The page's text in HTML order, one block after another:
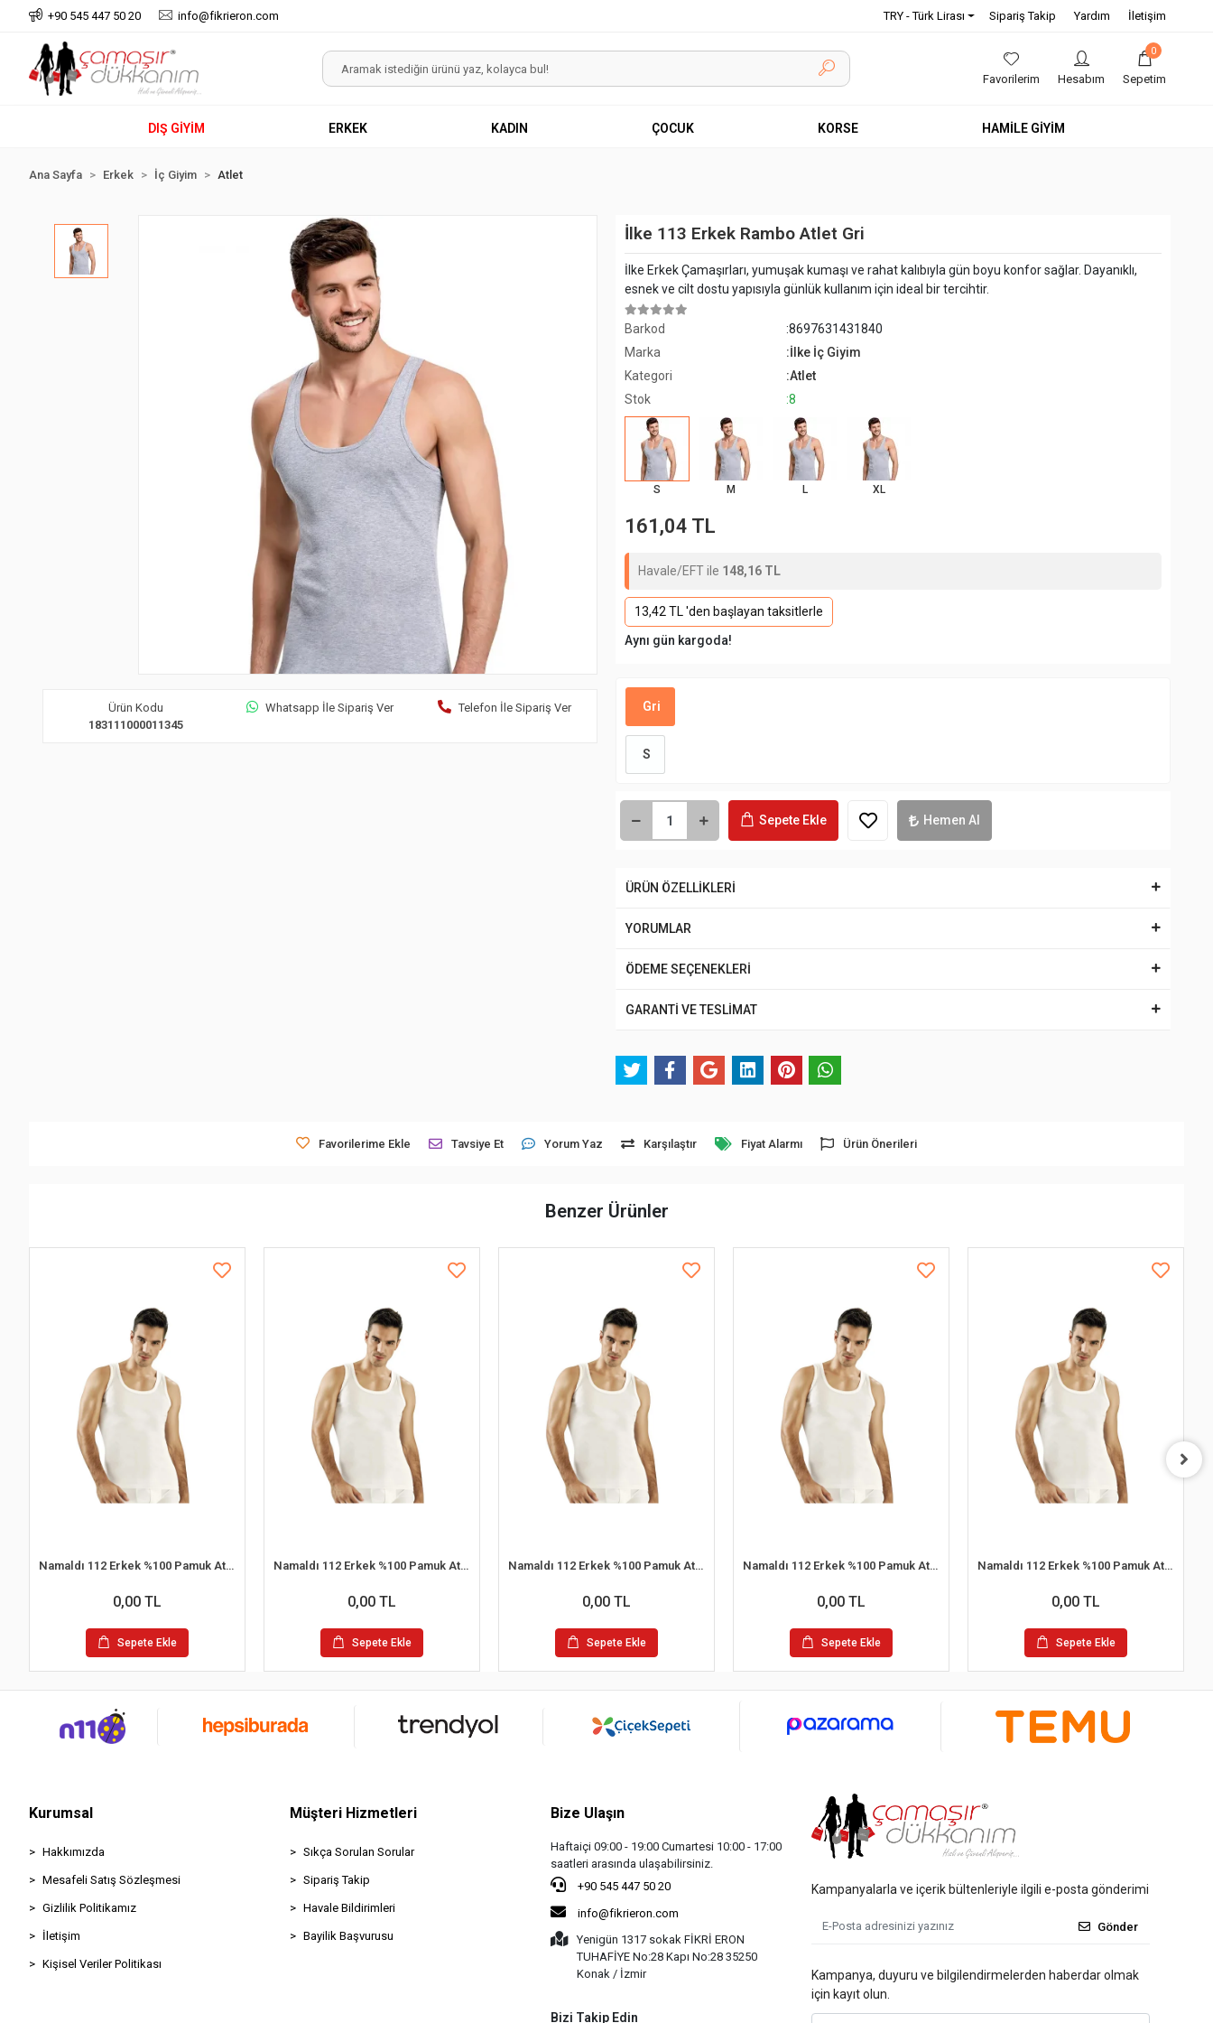
+90 545 447 50 20 info@fikrieron.com TRY - Türk Lirası Sipariş Takip Yardım İletişim
Favorilerim Hesabım
0
Sepetim
DIŞ GİYİM ERKEK KADIN ÇOCUK KORSE HAMİLE GİYİM
Ana Sayfa Erkek İç Giyim Atlet
Ürün Kodu
183111000011345
Whatsapp İle Sipariş Ver Telefon İle Sipariş Ver
İlke 113 Erkek Rambo Atlet Gri
İlke Erkek Çamaşırları, yumuşak kumaşı ve rahat kalıbıyla gün boyu konfor sağlar. Dayanıklı,
esnek ve cilt dostu yapısıyla günlük kullanım için ideal bir tercihtir.
Barkod
:8697631431840
Marka
:İlke İç Giyim
Kategori
:Atlet
Stok
:8
S M L XL
161,04 TL
Havale/EFT ile 148,16 TL
13,42 TL 'den başlayan taksitlerle
Aynı gün kargoda!
Gri
S
Sepete Ekle Hemen Al
ÜRÜN ÖZELLİKLERİ
YORUMLAR
ÖDEME SEÇENEKLERİ
GARANTİ VE TESLİMAT
Favorilerime Ekle Tavsiye Et Yorum Yaz Karşılaştır Fiyat Alarmı Ürün Önerileri
Benzer Ürünler
Namaldı 112 Erkek %100 Pamuk Atlet L 6'lı Paket
0,00 TL
Sepete Ekle
Namaldı 112 Erkek %100 Pamuk Atlet S 6'lı Paket
0,00 TL
Sepete Ekle
Namaldı 112 Erkek %100 Pamuk Atlet 2XL 6'lı Paket
0,00 TL
Sepete Ekle
Namaldı 112 Erkek %100 Pamuk Atlet M 6'lı Paket
0,00 TL
Sepete Ekle
Namaldı 112 Erkek %100 Pamuk Atlet XL 6'lı Paket
0,00 TL
Sepete Ekle
Kurumsal
Hakkımızda
Mesafeli Satış Sözleşmesi
Gizlilik Politikamız
İletişim
Kişisel Veriler Politikası
Müşteri Hizmetleri
Sıkça Sorulan Sorular
Sipariş Takip
Havale Bildirimleri
Bayilik Başvurusu
Bize Ulaşın
Haftaiçi 09:00 - 19:00 Cumartesi 10:00 - 17:00
saatleri arasında ulaşabilirsiniz.
+90 545 447 50 20
info@fikrieron.com
Yenigün 1317 sokak FİKRİ ERON
TUHAFİYE No:28 Kapı No:28 35250
Konak / İzmir
Bizi Takip Edin
Kampanyalarla ve içerik bültenleriyle ilgili e-posta gönderimi
Gönder
Kampanya, duyuru ve bilgilendirmelerden haberdar olmak
için kayıt olun.